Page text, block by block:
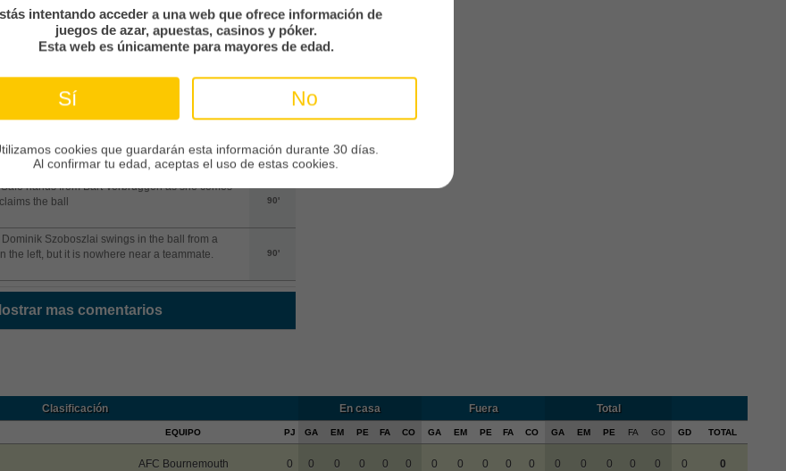
Good effort by Kaoru Mitoma as she directs
target, but [goalkeeper] saves it
90+1'
una falta, Federico Chiesa ha tenido
ver únicamente la tarjeta amarilla
90'
hands from Bart Verbruggen as she comes
the ball
90'
Dominik Szoboszlai swings in the ball from a
the left, but it is nowhere near a teammate.
90'
mas comentarios
Clasificación En casa Fuera Total
EQUIPO PJ GA EM PE FA CO GA EM PE FA CO GA EM PE FA GO GD TOTAL
AFC Bournemouth 0 0 0 0 0 0 0 0 0 0 0 0 0 0 0 0 0 0
intentando acceder a una web que ofrece información de
juegos de azar, apuestas, casinos y póker.
Esta web es únicamente para mayores de edad.
Sí No
cookies que guardarán esta información durante 30 días.
Al confirmar tu edad, aceptas el uso de estas cookies.